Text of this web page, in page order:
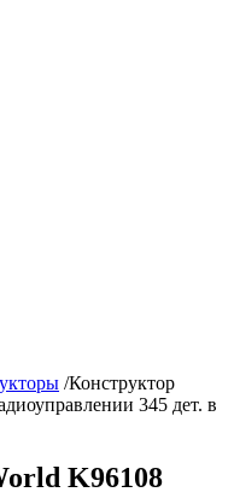
/Конструктор
345 дет. в
K96108